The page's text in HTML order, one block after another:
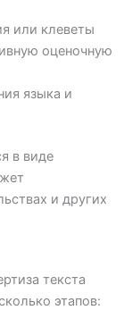
или клеветы
оценочную
языка и
в виде
и других
текста
этапов: